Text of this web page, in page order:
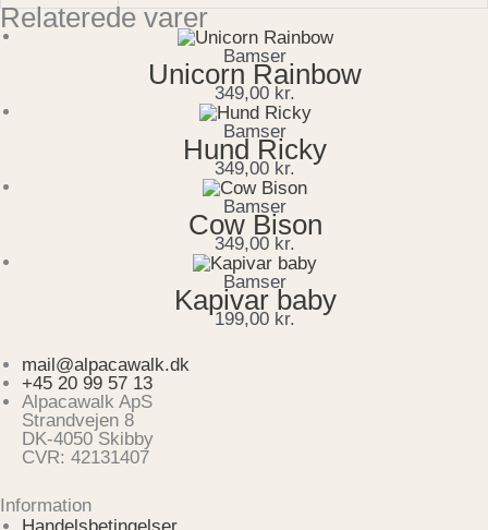
Relaterede varer
Bamser
Unicorn Rainbow
349,00 kr.
Bamser
Hund Ricky
349,00 kr.
Bamser
Cow Bison
349,00 kr.
Bamser
Kapivar baby
199,00 kr.
mail@alpacawalk.dk
+45 20 99 57 13
Alpacawalk ApS
Strandvejen 8
DK-4050 Skibby
CVR: 42131407
Information